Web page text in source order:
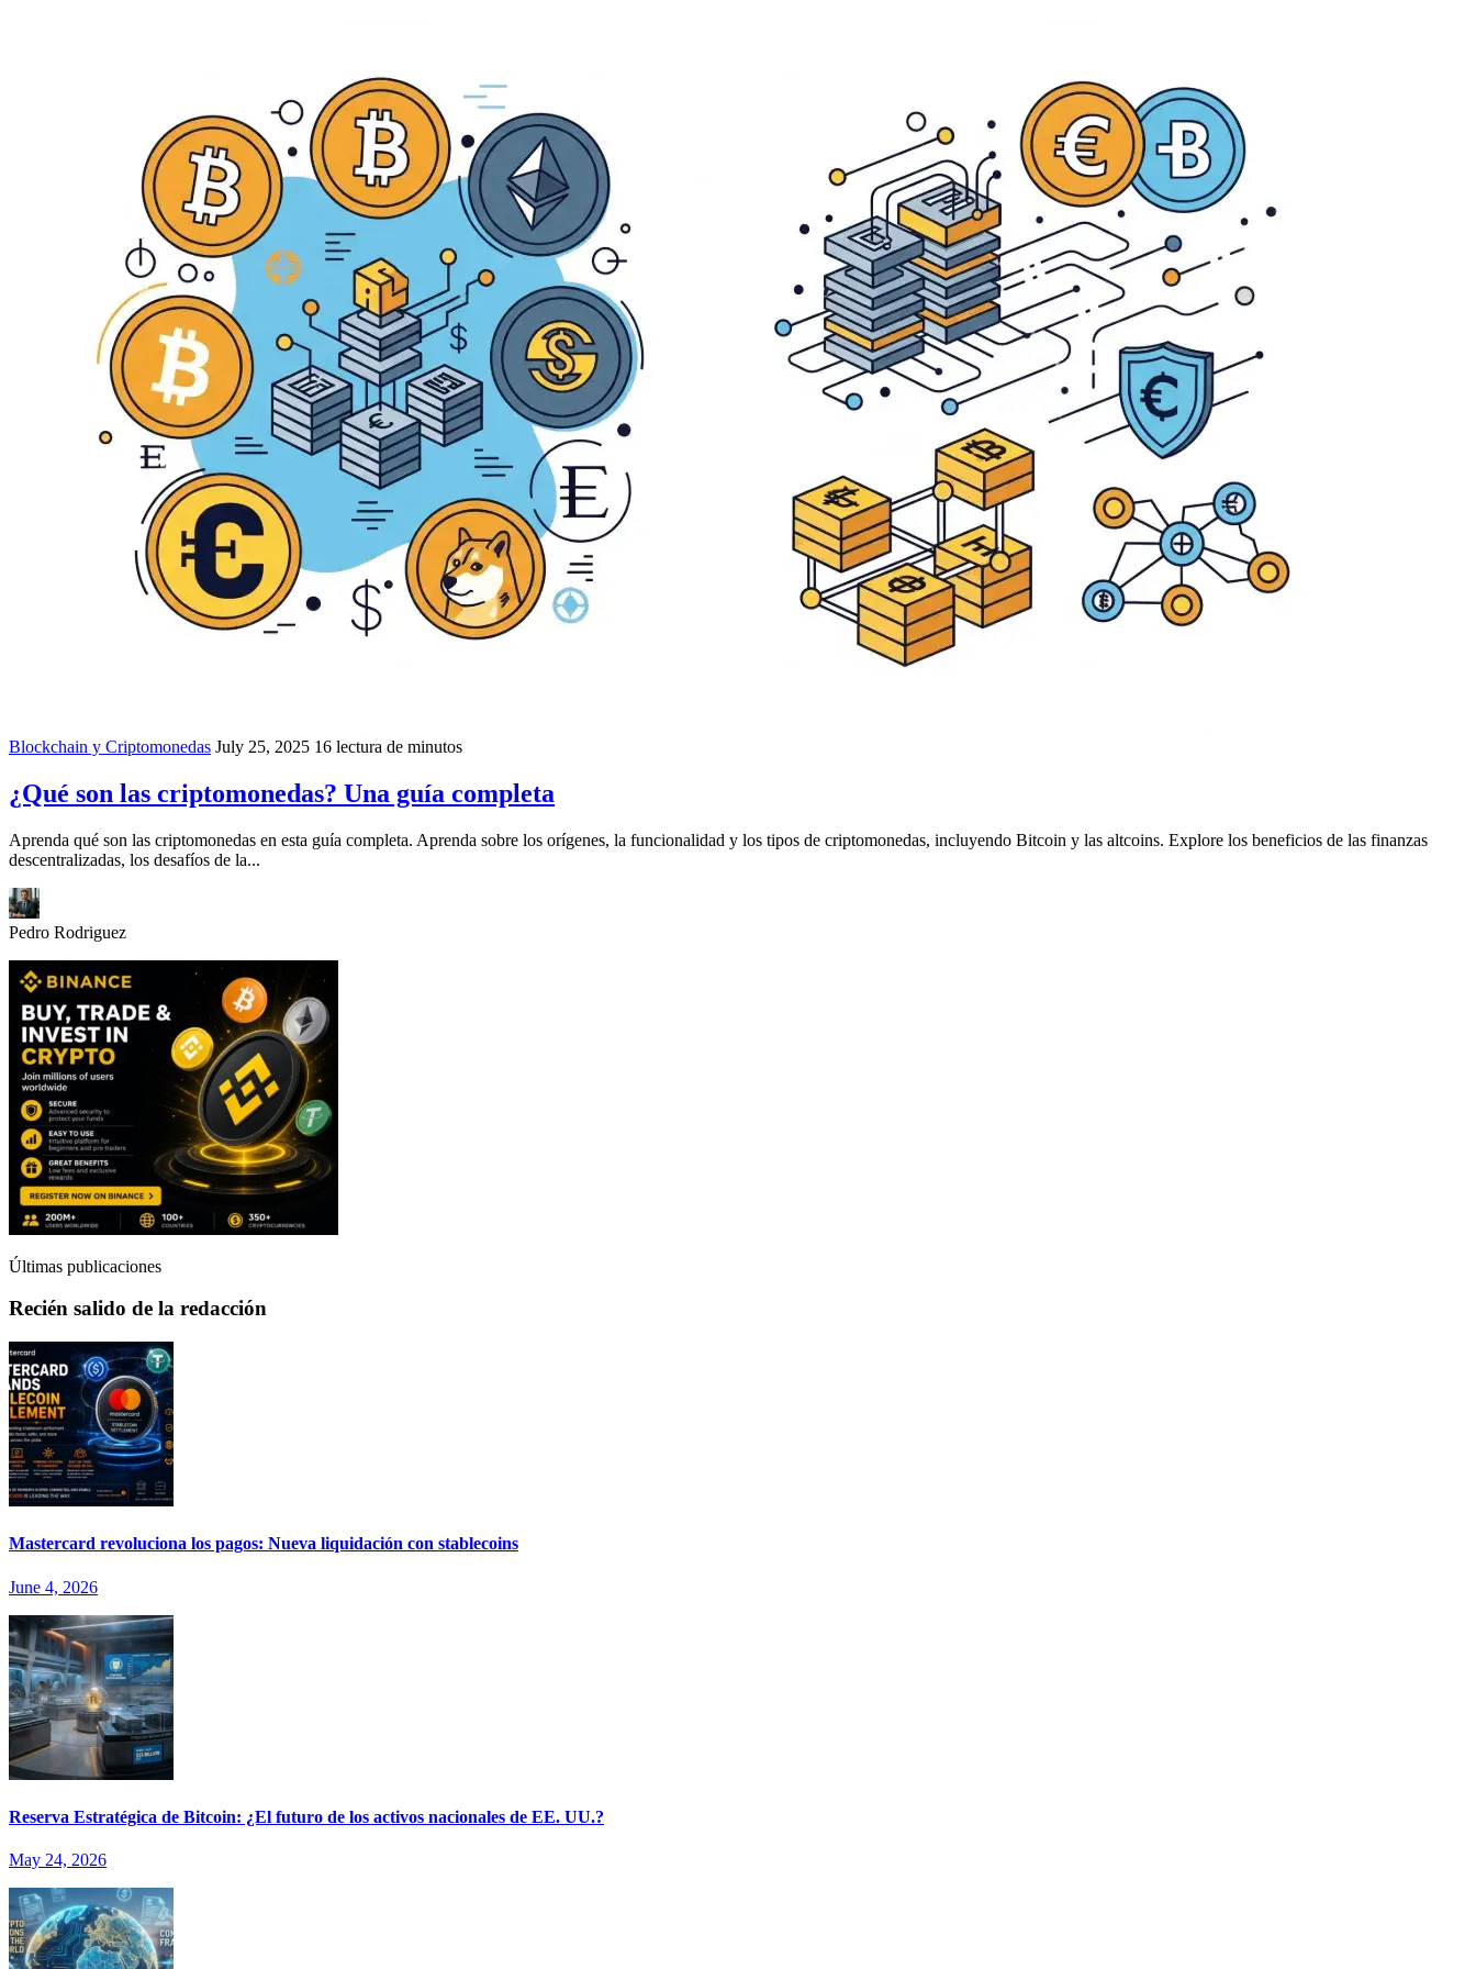
Blockchain y Criptomonedas July 25, 2025 16 lectura de minutos
¿Qué son las criptomonedas? Una guía completa
Aprenda qué son las criptomonedas en esta guía completa. Aprenda sobre los orígenes, la funcionalidad y los tipos de criptomonedas, incluyendo Bitcoin y las altcoins. Explore los beneficios de las finanzas
descentralizadas, los desafíos de la...
Pedro Rodriguez
Últimas publicaciones
Recién salido de la redacción
Mastercard revoluciona los pagos: Nueva liquidación con stablecoins
June 4, 2026
Reserva Estratégica de Bitcoin: ¿El futuro de los activos nacionales de EE. UU.?
May 24, 2026